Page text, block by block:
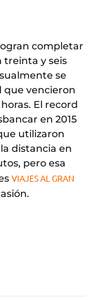
completar
treinta y seis
se
que vencieron
El record
en 2015
utilizaron
distancia en
pero esa
VIAJES AL GRAN